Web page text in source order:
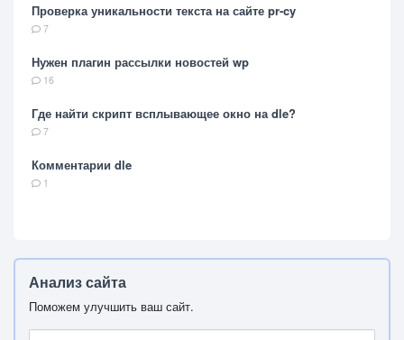
Проверка уникальности текста на сайте pr-cy
7
Нужен плагин рассылки новостей wp
16
Где найти скрипт всплывающее окно на dle?
7
Комментарии dle
1
Анализ сайта
Поможем улучшить ваш сайт.